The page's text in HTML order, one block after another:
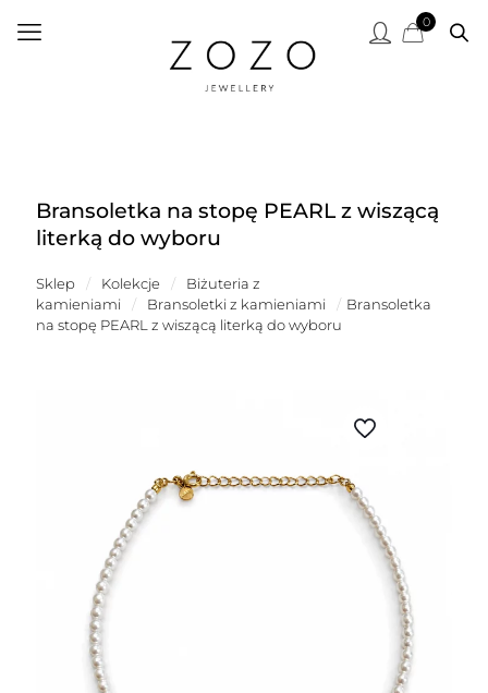
0
Bransoletka na stopę PEARL z wiszącą
literką do wyboru
Sklep / Kolekcje /
Biżuteria z
kamieniami
/ Bransoletki z kamieniami / Bransoletka
na stopę PEARL z wiszącą literką do wyboru